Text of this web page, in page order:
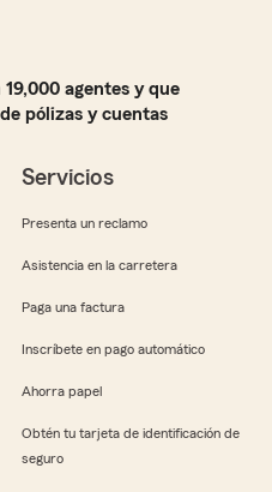
agentes y que
pólizas y cuentas
Servicios
Presenta un reclamo
Asistencia en la carretera
Paga una factura
Inscríbete en pago automático
Ahorra papel
Obtén tu tarjeta de identificación de
seguro